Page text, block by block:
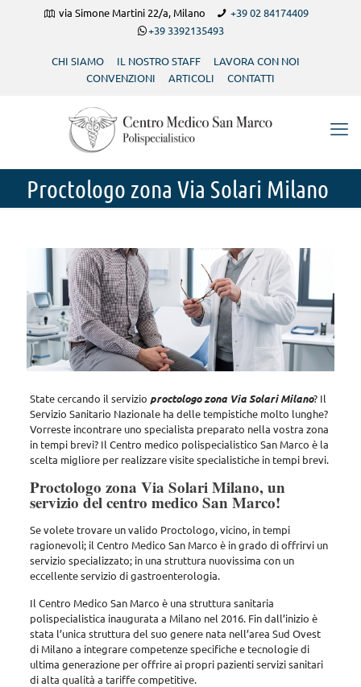
via Simone Martini 22/a, Milano
+39 02 84174409
+39 3392135493
CHI SIAMO IL NOSTRO STAFF
LAVORA CON NOI
CONVENZIONI
ARTICOLI CONTATTI
Proctologo zona Via Solari Milano
State cercando il servizio proctologo zona Via Solari Milano? Il
Servizio Sanitario Nazionale ha delle tempistiche molto lunghe?
Vorreste incontrare uno specialista preparato nella vostra zona
in tempi brevi? Il Centro medico polispecialistico San Marco è la
scelta migliore per realizzare visite specialistiche in tempi brevi.
Proctologo zona Via Solari Milano, un
servizio del centro medico San Marco!
Se volete trovare un valido Proctologo, vicino, in tempi
ragionevoli; il Centro Medico San Marco è in grado di offrirvi un
servizio specializzato; in una struttura nuovissima con un
eccellente servizio di gastroenterologia.
Il Centro Medico San Marco è una struttura sanitaria
polispecialistica inaugurata a Milano nel 2016. Fin dall’inizio è
stata l’unica struttura del suo genere nata nell’area Sud Ovest
di Milano a integrare competenze specifiche e tecnologie di
ultima generazione per offrire ai propri pazienti servizi sanitari
di alta qualità a tariffe competitive.